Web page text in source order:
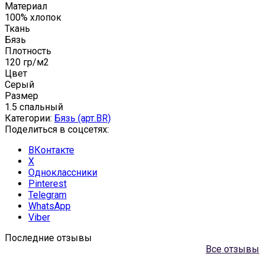
Материал
100% хлопок
Ткань
Бязь
Плотность
120 гр/м2
Цвет
Серый
Размер
1.5 спальный
Категории: Бязь (арт.BR)
Поделиться в соцсетях:
ВКонтакте
X
Одноклассники
Pinterest
Telegram
WhatsApp
Viber
Последние отзывы
Все отзывы